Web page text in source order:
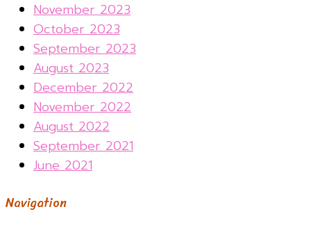
November 2023
October 2023
September 2023
August 2023
December 2022
November 2022
August 2022
September 2021
June 2021
Navigation